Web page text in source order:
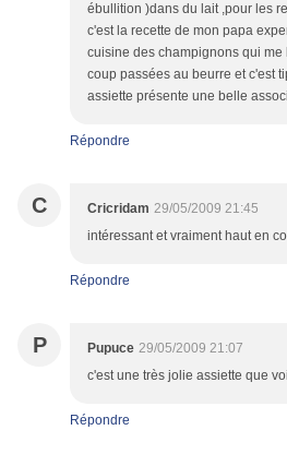
ébullition )dans du lait ,pour les
c'est la recette de mon papa
cuisine des champignons qui me
coup passées au beurre et c'est
assiette présente une belle
Répondre
C Cricridam 29/05/2009 21:45
intéressant et vraiment haut en
Répondre
P Pupuce 29/05/2009 21:07
c'est une très jolie assiette que
Répondre